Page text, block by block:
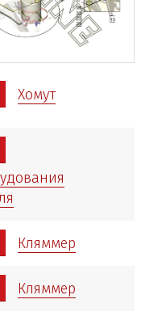
Хомут
Кляммер
Кляммер